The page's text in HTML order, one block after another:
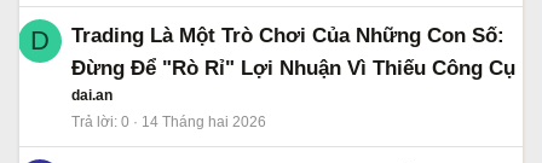
D
Trading Là Một Trò Chơi Của Những Con Số:
Đừng Để "Rò Rỉ" Lợi Nhuận Vì Thiếu Công Cụ
dai.an
Trả lời 0 14 Tháng hai 2026